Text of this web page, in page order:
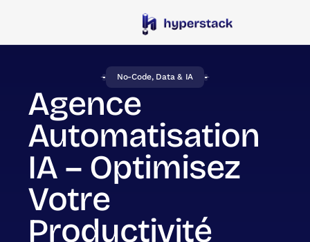
No-Code, Data & IA
Agence
Automatisation
IA – Optimisez
Votre
Productivité